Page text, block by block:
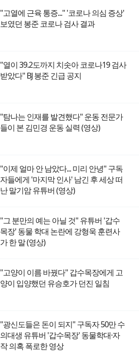
"고열에 근육 통증..." '코로나 의심 증상'
보였던 봉준 코로나 검사 결과
"열이 39.2도까지 치솟아 코로나19 검사
받았다" BJ 봉준 긴급 공지
"탐나는 인재를 발견했다" 운동 전문가
들이 본 김민경 운동 실력 (영상)
"이제 얼마 안 남았다... 미리 안녕" 구독
자들에게 '마지막 인사' 남긴 후 세상 떠
난 말기암 유튜버 (영상)
"그 분만의 예는 아닐 것" 유튜버 '갑수
목장' 동물 학대 논란에 강형욱 훈련사
가 한 말 (영상)
"고양이 이름 바꿨다" 갑수목장에게 고
양이 입양했던 유승호가 던진 일침
"광신도들은 돈이 되지" 구독자 50만 수
의대생 유튜버 '갑수목장' 동물학대·자
작 의혹 폭로한 영상